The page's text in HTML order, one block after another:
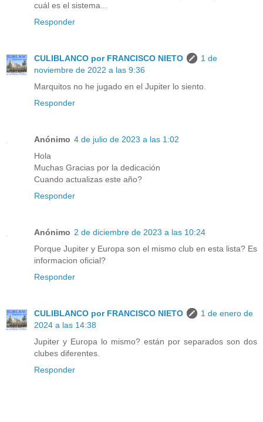
cuál es el sistema...
Responder
CULIBLANCO por FRANCISCO NIETO
1 de
noviembre de 2022 a las 9:36
Marquitos no he jugado en el Jupiter lo siento.
Responder
Anónimo 4 de julio de 2023 a las 1:02
Hola
Muchas Gracias por la dedicación
Cuando actualizas este año?
Responder
Anónimo 2 de diciembre de 2023 a las 10:24
Porque Jupiter y Europa son el mismo club en esta lista? Es
informacion oficial?
Responder
CULIBLANCO por FRANCISCO NIETO
1 de enero de
2024 a las 14:38
Jupiter y Europa lo mismo? están por separados son dos
clubes diferentes.
Responder